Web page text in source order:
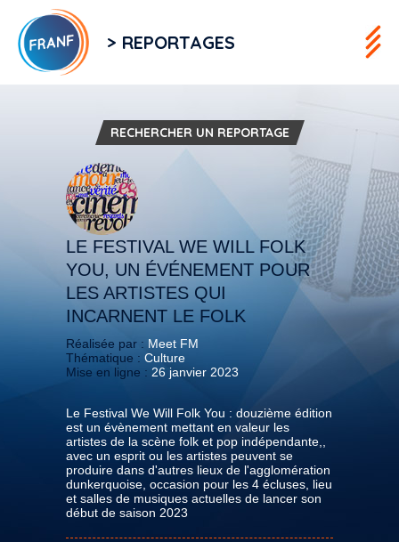
> REPORTAGES
RECHERCHER UN REPORTAGE
LE FESTIVAL WE WILL FOLK
YOU, UN ÉVÉNEMENT POUR
LES ARTISTES QUI
INCARNENT LE FOLK
Réalisée par : Meet FM
Thématique : Culture
Mise en ligne : 26 janvier 2023
Le Festival We Will Folk You : douzième édition
est un évènement mettant en valeur les
artistes de la scène folk et pop indépendante,,
avec un esprit ou les artistes peuvent se
produire dans d'autres lieux de l'agglomération
dunkerquoise, occasion pour les 4 écluses, lieu
et salles de musiques actuelles de lancer son
début de saison 2023